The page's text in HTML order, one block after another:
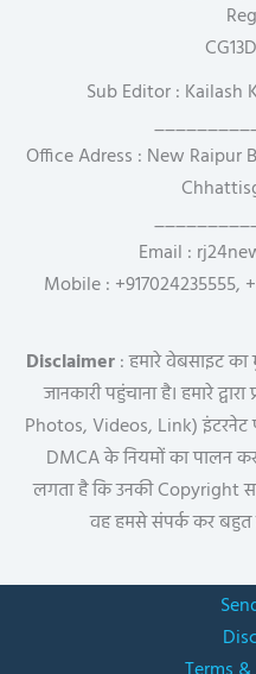
Sub Editor : Kailash
Office Adress : New Raipur
Email :
Mobile : +917024235555,
Disclaimer: हमारे वेबसाइट का
जानकारी पहुंचाना है। हमारे
Photos, Videos, Link)
DMCA के नियमों का पालन
लगता है कि उनकी Copyright
वह हमसे संपर्क कर बहुत